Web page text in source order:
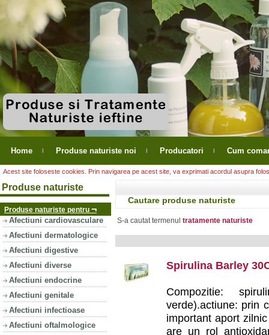
Home Produse naturiste noi Producatori Cum
Acest site foloseste cookies. Prin navigarea pe acest site, va exprimati acordul asupra
Produse naturiste
Produse naturiste pentru ¬
Afectiuni cardiovasculare
Afectiuni dermatologice
Afectiuni digestive
Afectiuni diverse
Afectiuni endocrine
Afectiuni genitale
Afectiuni infectioase
Afectiuni oftalmologice
Cautare produse naturiste
S-a cautat termenul tratamente naturiste
Spirulina Barley
Compozitie:
verde).actiune: prin
important aport
are un rol